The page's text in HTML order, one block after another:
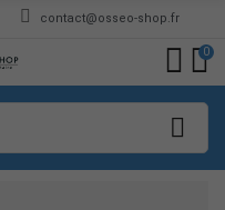
contact@osseo-shop.fr
0